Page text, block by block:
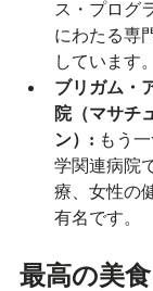
ス・プログ
にわたる専
しています。
ブリガム・
院（マサチ
ン）: もう
学関連病院
療、女性の
有名です。
最高の美